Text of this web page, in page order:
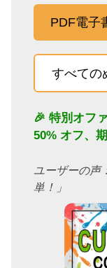
PDF電子
すべての
🎉 特別オフ
50% オフ、
ユーザーの声
単！」